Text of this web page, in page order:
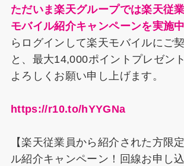
ただいま楽天グループでは楽天従
モバイル紹介キャンペーンを実施中
らログインして楽天モバイルにご
と、最大14,000ポイントプレゼン
よろしくお願い申し上げます。
https://r10.to/hYYGNa
【楽天従業員から紹介された方限
ル紹介キャンペーン！回線お申し